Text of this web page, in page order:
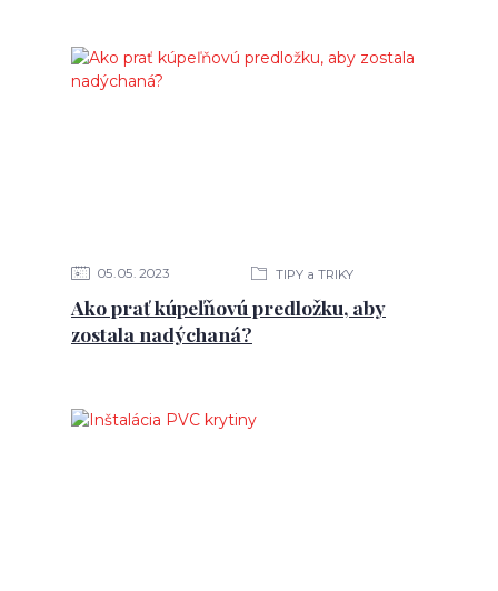
05 05 2023 TIPY a TRIKY
Ako prať kúpeľňovú predložku, aby
zostala nadýchaná?